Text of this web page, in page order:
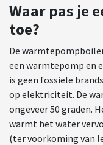
Waar pas je
toe?
De
een warmtepomp en
is geen fossiele
op elektriciteit. De
ongeveer 50 graden.
warmt het water
(ter voorkoming van